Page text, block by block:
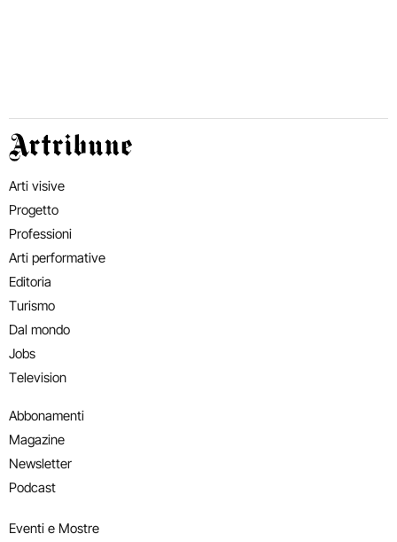
Artribune
Arti visive
Progetto
Professioni
Arti performative
Editoria
Turismo
Dal mondo
Jobs
Television
Abbonamenti
Magazine
Newsletter
Podcast
Eventi e Mostre